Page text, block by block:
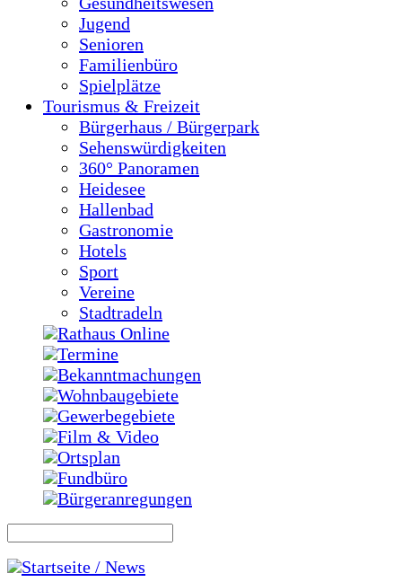
Jugend
Senioren
Familienbüro
Spielplätze
Tourismus & Freizeit
Bürgerhaus / Bürgerpark
Sehenswürdigkeiten
360° Panoramen
Heidesee
Hallenbad
Gastronomie
Hotels
Sport
Vereine
Stadtradeln
Rathaus Online
Termine
Bekanntmachungen
Wohnbaugebiete
Gewerbegebiete
Film & Video
Ortsplan
Fundbüro
Bürgeranregungen
Startseite / News